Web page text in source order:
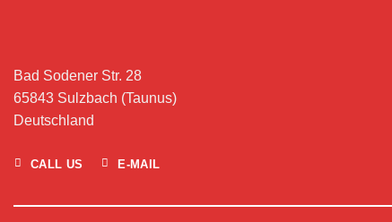
Bad Sodener Str. 28
65843 Sulzbach (Taunus)
Deutschland
CALL US E-MAIL